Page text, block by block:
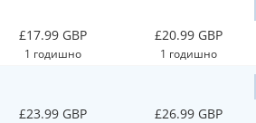
£17.99 GBP
1 годишно
£20.99 GBP
1 годишно
£23.99 GBP £26.99 GBP